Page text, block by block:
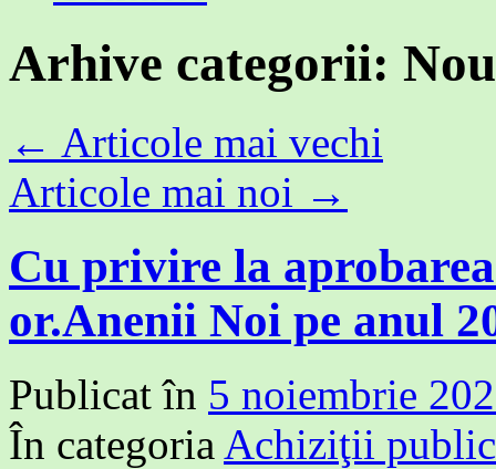
Arhive categorii:
← Articole mai vechi
Articole mai noi →
Cu privire la
or.Anenii Noi pe anul
Publicat în 5 noiembrie
În categoria Achiziţii